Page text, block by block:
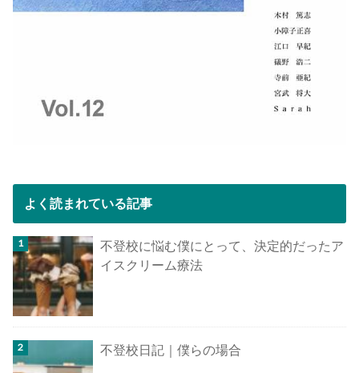
よく読まれている記事
不登校に悩む僕にとって、決定的だったア
イスクリーム療法
不登校日記｜僕らの場合